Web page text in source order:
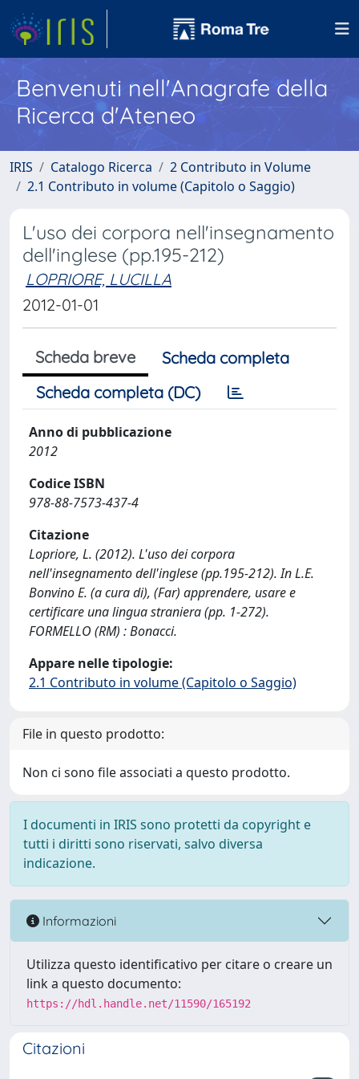
Benvenuti nell'Anagrafe della
Ricerca d'Ateneo
IRIS Catalogo Ricerca
2 Contributo in Volume
2.1 Contributo in volume (Capitolo o Saggio)
L'uso dei corpora nell'insegnamento
dell'inglese (pp.195-212)
LOPRIORE, LUCILLA
2012-01-01
Scheda breve
Scheda completa
Scheda completa (DC)
Anno di pubblicazione
2012
Codice ISBN
978-88-7573-437-4
Citazione
Lopriore, L. (2012). L'uso dei corpora
nell'insegnamento dell'inglese (pp.195-212). In L.E.
Bonvino E. (a cura di), (Far) apprendere, usare e
certificare una lingua straniera (pp. 1-272).
FORMELLO (RM) : Bonacci.
Appare nelle tipologie:
2.1 Contributo in volume (Capitolo o Saggio)
File in questo prodotto:
Non ci sono file associati a questo prodotto.
I documenti in IRIS sono protetti da copyright e
tutti i diritti sono riservati, salvo diversa
indicazione.
Informazioni
Utilizza questo identificativo per citare o creare un
link a questo documento:
https://hdl.handle.net/11590/165192
Citazioni